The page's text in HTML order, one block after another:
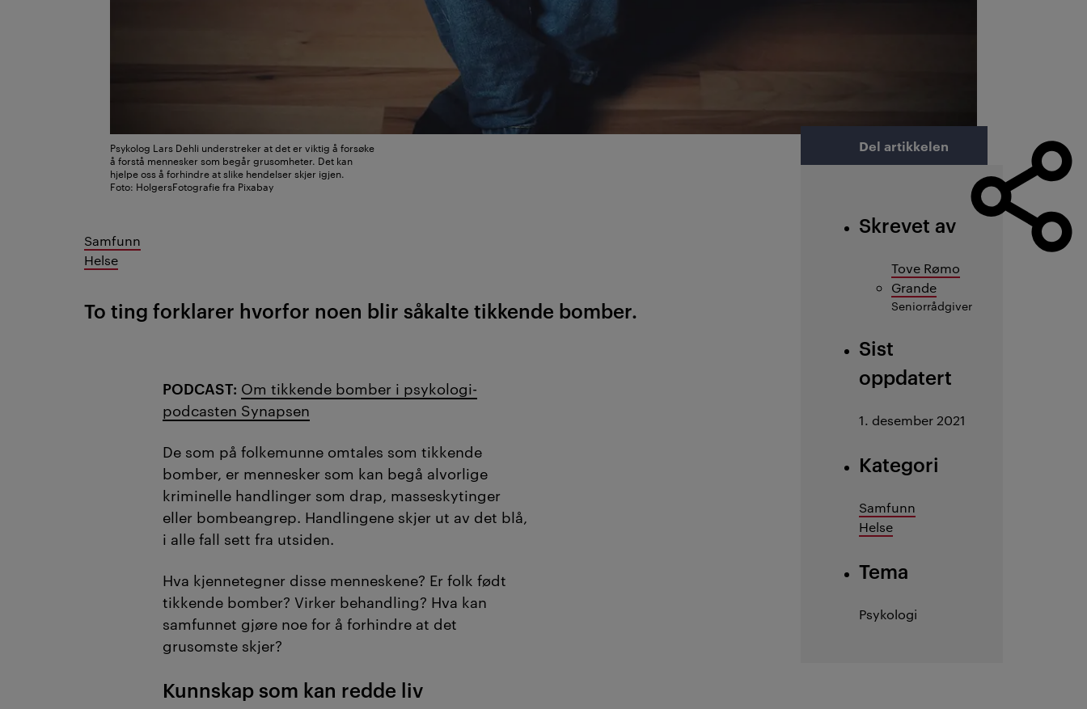
Psykolog Lars Dehli understreker at det er viktig å forsøke
å forstå mennesker som begår grusomheter. Det kan
hjelpe oss å forhindre at slike hendelser skjer igjen.
Foto: HolgersFotografie fra Pixabay
Del artikkelen
Skrevet av
Tove Rømo
Grande
Seniorrådgiver
Sist
oppdatert
1. desember 2021
Kategori
Samfunn
Helse
Tema
Psykologi
Samfunn
Helse
To ting forklarer hvorfor noen blir såkalte tikkende bomber.
PODCAST: Om tikkende bomber i psykologi-
podcasten Synapsen
De som på folkemunne omtales som tikkende
bomber, er mennesker som kan begå alvorlige
kriminelle handlinger som drap, masseskytinger
eller bombeangrep. Handlingene skjer ut av det blå,
i alle fall sett fra utsiden.
Hva kjennetegner disse menneskene? Er folk født
tikkende bomber? Virker behandling? Hva kan
samfunnet gjøre noe for å forhindre at det
grusomste skjer?
Kunnskap som kan redde liv